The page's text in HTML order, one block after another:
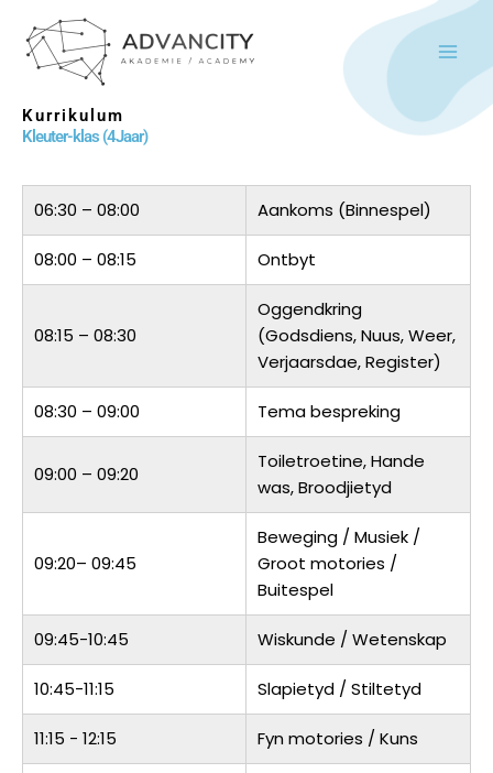
content
Kurrikulum
Kleuter-klas (4Jaar)
06:30 – 08:00 Aankoms (Binnespel)
08:00 – 08:15 Ontbyt
08:15 – 08:30
Oggendkring
(Godsdiens, Nuus, Weer,
Verjaarsdae, Register)
08:30 – 09:00 Tema bespreking
09:00 – 09:20
Toiletroetine, Hande
was, Broodjietyd
09:20– 09:45
Beweging / Musiek /
Groot motories /
Buitespel
09:45-10:45 Wiskunde / Wetenskap
10:45-11:15 Slapietyd / Stiltetyd
11:15 - 12:15 Fyn motories / Kuns